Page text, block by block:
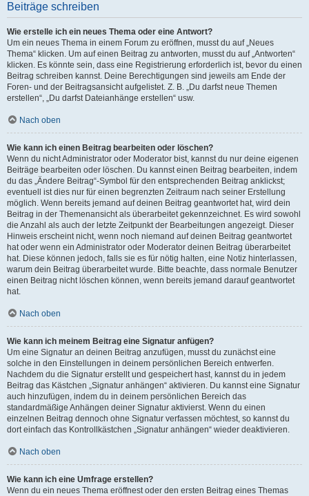
Beiträge schreiben
Wie erstelle ich ein neues Thema oder eine Antwort?
Um ein neues Thema in einem Forum zu eröffnen, musst du auf „Neues
Thema“ klicken. Um auf einen Beitrag zu antworten, musst du auf „Antworten“
klicken. Es könnte sein, dass eine Registrierung erforderlich ist, bevor du einen
Beitrag schreiben kannst. Deine Berechtigungen sind jeweils am Ende der
Foren- und der Beitragsansicht aufgelistet. Z. B. „Du darfst neue Themen
erstellen“, „Du darfst Dateianhänge erstellen“ usw.
Nach oben
Wie kann ich einen Beitrag bearbeiten oder löschen?
Wenn du nicht Administrator oder Moderator bist, kannst du nur deine eigenen
Beiträge bearbeiten oder löschen. Du kannst einen Beitrag bearbeiten, indem
du das „Ändere Beitrag“-Symbol für den entsprechenden Beitrag anklickst;
eventuell ist dies nur für einen begrenzten Zeitraum nach seiner Erstellung
möglich. Wenn bereits jemand auf deinen Beitrag geantwortet hat, wird dein
Beitrag in der Themenansicht als überarbeitet gekennzeichnet. Es wird sowohl
die Anzahl als auch der letzte Zeitpunkt der Bearbeitungen angezeigt. Dieser
Hinweis erscheint nicht, wenn noch niemand auf deinen Beitrag geantwortet
hat oder wenn ein Administrator oder Moderator deinen Beitrag überarbeitet
hat. Diese können jedoch, falls sie es für nötig halten, eine Notiz hinterlassen,
warum dein Beitrag überarbeitet wurde. Bitte beachte, dass normale Benutzer
einen Beitrag nicht löschen können, wenn bereits jemand darauf geantwortet
hat.
Nach oben
Wie kann ich meinem Beitrag eine Signatur anfügen?
Um eine Signatur an deinen Beitrag anzufügen, musst du zunächst eine
solche in den Einstellungen in deinem persönlichen Bereich entwerfen.
Nachdem du die Signatur erstellt und gespeichert hast, kannst du in jedem
Beitrag das Kästchen „Signatur anhängen“ aktivieren. Du kannst eine Signatur
auch hinzufügen, indem du in deinem persönlichen Bereich das
standardmäßige Anhängen deiner Signatur aktivierst. Wenn du einen
einzelnen Beitrag dennoch ohne Signatur verfassen möchtest, so kannst du
dort einfach das Kontrollkästchen „Signatur anhängen“ wieder deaktivieren.
Nach oben
Wie kann ich eine Umfrage erstellen?
Wenn du ein neues Thema eröffnest oder den ersten Beitrag eines Themas